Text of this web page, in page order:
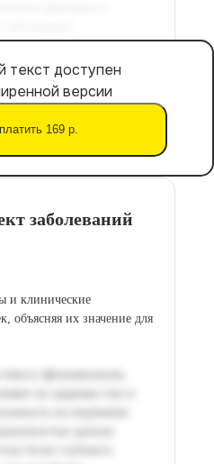
текст доступен
версии
169 р.
заболеваний
и клинические
объясняя их значение для